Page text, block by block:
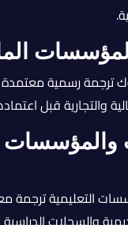
ترجمة رسمية
والتجارية قبل
والمؤسسات
التعليمية ترجمة